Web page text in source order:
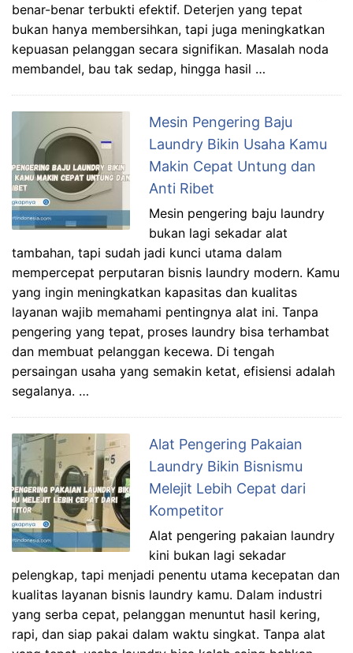
benar-benar terbukti efektif. Deterjen yang tepat
bukan hanya membersihkan, tapi juga meningkatkan
kepuasan pelanggan secara signifikan. Masalah noda
membandel, bau tak sedap, hingga hasil …
Mesin Pengering Baju
Laundry Bikin Usaha Kamu
Makin Cepat Untung dan
Anti Ribet
Mesin pengering baju laundry
bukan lagi sekadar alat
tambahan, tapi sudah jadi kunci utama dalam
mempercepat perputaran bisnis laundry modern. Kamu
yang ingin meningkatkan kapasitas dan kualitas
layanan wajib memahami pentingnya alat ini. Tanpa
pengering yang tepat, proses laundry bisa terhambat
dan membuat pelanggan kecewa. Di tengah
persaingan usaha yang semakin ketat, efisiensi adalah
segalanya. …
Alat Pengering Pakaian
Laundry Bikin Bisnismu
Melejit Lebih Cepat dari
Kompetitor
Alat pengering pakaian laundry
kini bukan lagi sekadar
pelengkap, tapi menjadi penentu utama kecepatan dan
kualitas layanan bisnis laundry kamu. Dalam industri
yang serba cepat, pelanggan menuntut hasil kering,
rapi, dan siap pakai dalam waktu singkat. Tanpa alat